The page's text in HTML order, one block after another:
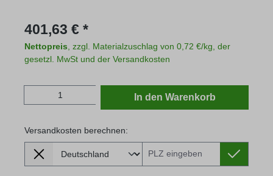
Regulärer Preis:
401,63 € *
Nettopreis , zzgl. Materialzuschlag von 0,72 €/kg, der
gesetzl. MwSt und der Versandkosten
Produkt Anzahl: Gib den gewünschten
In den Warenkorb
Versandkosten berechnen:
Lieferland
Versandkosten berechnen: